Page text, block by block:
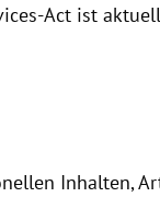
Act ist
Inhalten,